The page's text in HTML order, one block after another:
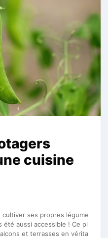
cuisine
cultiver ses propres légume
été aussi accessible ! Ce pl
et terrasses en vérita